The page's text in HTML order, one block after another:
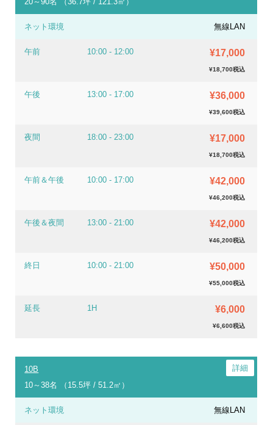
ネット環境 無線LAN
午前 10:00 - 12:00 ¥17,000
¥18,700税込
午後 13:00 - 17:00 ¥36,000
¥39,600税込
夜間 18:00 - 23:00 ¥17,000
¥18,700税込
午前＆午後 10:00 - 17:00 ¥42,000
¥46,200税込
午後＆夜間 13:00 - 21:00 ¥42,000
¥46,200税込
終日 10:00 - 21:00 ¥50,000
¥55,000税込
延長 1H ¥6,000
¥6,600税込
10B
10～38名 （15.5坪 / 51.2㎡）
ネット環境 無線LAN